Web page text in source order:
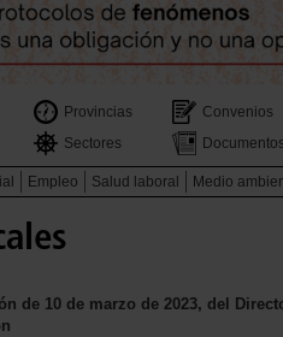
Provincias Convenios
Sectores
Documentos
Empleo Salud laboral Medio
de 10 de marzo de 2023, del